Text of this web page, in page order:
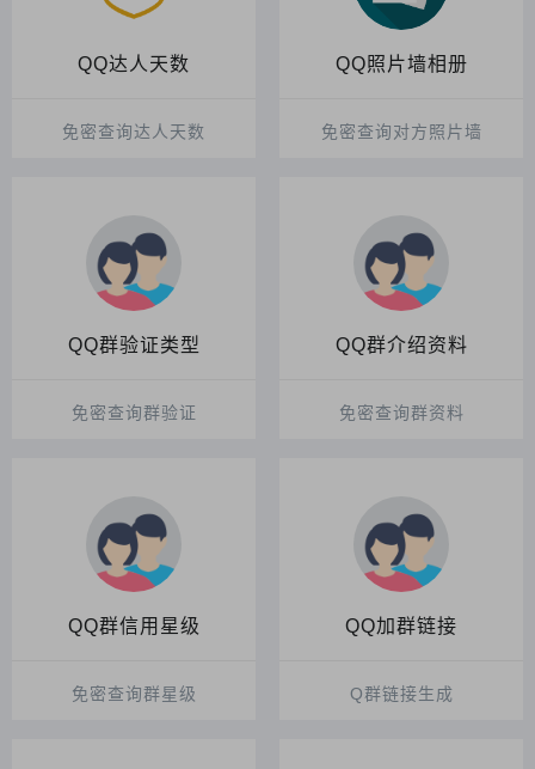
QQ达人天数
免密查询达人天数
QQ照片墙相册
免密查询对方照片墙
QQ群验证类型
免密查询群验证
QQ群介绍资料
免密查询群资料
QQ群信用星级
免密查询群星级
QQ加群链接
Q群链接生成